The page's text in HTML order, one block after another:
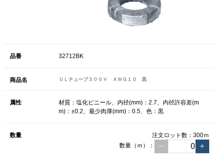
32712BK
ＵＬチューブ３００Ｖ ＡＷＧ１０ 黒
材質：塩化ビニール、内径(mm)：2.7、内径許容差(m
m)：±0.2、最少肉厚(mm)：0.5、色：黒
注文ロット数： 300ｍ
数量（ｍ）：